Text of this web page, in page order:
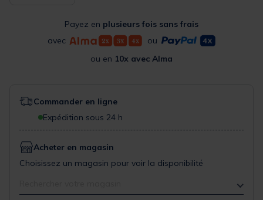
Payez en plusieurs fois sans frais
avec
ou
ou en 10x avec Alma
Commander en ligne
Expédition sous 24 h
Acheter en magasin
Choisissez un magasin pour voir la disponibilité